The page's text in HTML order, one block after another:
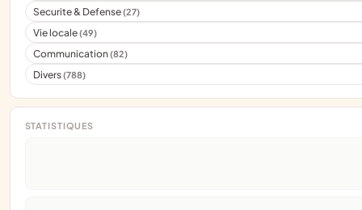
Securite & Defense(27)
Vie locale(49)
Communication(82)
Divers(788)
STATISTIQUES